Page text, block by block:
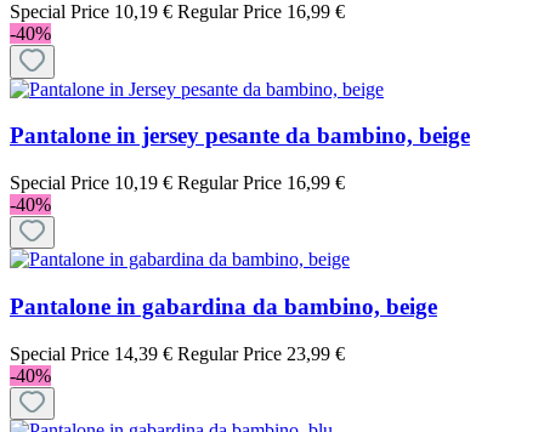
Special Price 10,19 € Regular Price 16,99 €
-40%
Pantalone in jersey pesante da bambino, beige
Special Price 10,19 € Regular Price 16,99 €
-40%
Pantalone in gabardina da bambino, beige
Special Price 14,39 € Regular Price 23,99 €
-40%